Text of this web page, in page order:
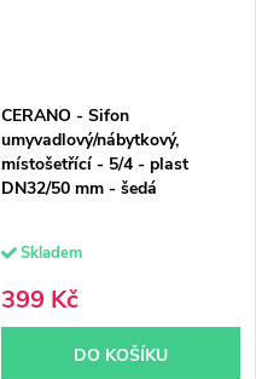
CERANO - Sifon
umyvadlový/nábytkový,
místošetřící - 5/4 - plast
DN32/50 mm - šedá
Skladem
399 Kč
DO KOŠÍKU